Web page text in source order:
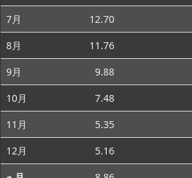
7月
12.70
8月
11.76
9月
9.88
10月
7.48
11月
5.35
12月
5.16